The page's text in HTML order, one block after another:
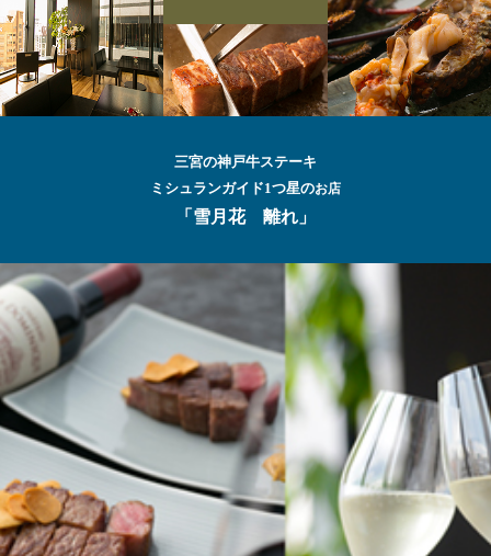
三宮の神戸牛ステーキ
ミシュランガイド1つ星のお店
「雪月花 離れ」
最高級の
神戸牛
ステーキ